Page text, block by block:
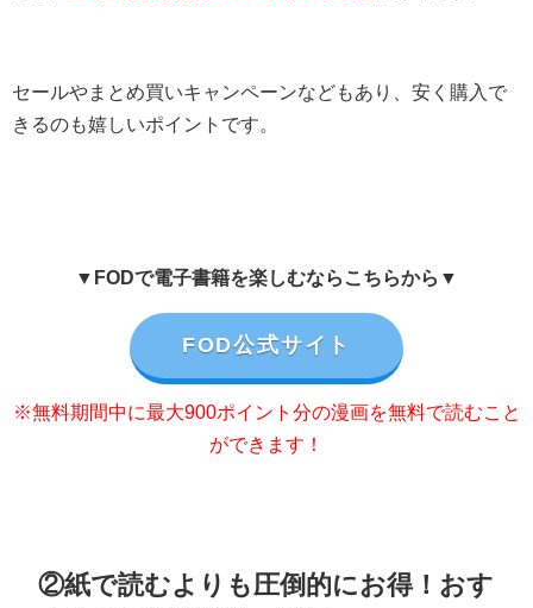
セールやまとめ買いキャンペーンなどもあり、安く購入で
きるのも嬉しいポイントです。
▼FODで電子書籍を楽しむならこちらから▼
FOD公式サイト
※無料期間中に最大900ポイント分の漫画を無料で読むこと
ができます！
②紙で読むよりも圧倒的にお得！おす